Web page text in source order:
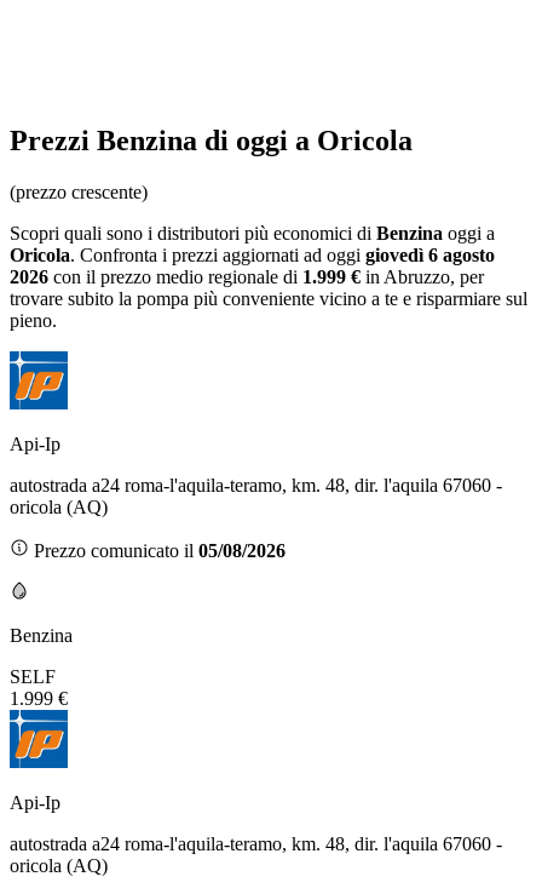
Prezzi Benzina di oggi a Oricola
(prezzo crescente)
Scopri quali sono i distributori più economici di Benzina oggi a
Oricola. Confronta i prezzi aggiornati ad oggi giovedì 6 agosto
2026 con il prezzo medio regionale di 1.999 € in Abruzzo, per
trovare subito la pompa più conveniente vicino a te e risparmiare sul
pieno.
Api-Ip
autostrada a24 roma-l'aquila-teramo, km. 48, dir. l'aquila 67060 -
oricola (AQ)
Prezzo comunicato il 05/08/2026
Benzina
SELF
1.999 €
Api-Ip
autostrada a24 roma-l'aquila-teramo, km. 48, dir. l'aquila 67060 -
oricola (AQ)